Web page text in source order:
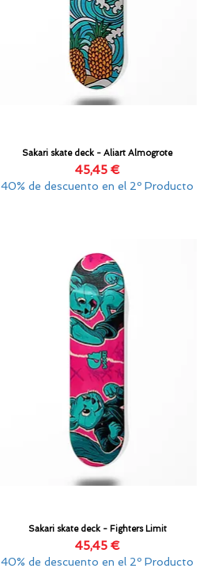
Vista rápida
Sakari skate deck - Aliart Almogrote
Precio
45,45 €
40% de descuento en el 2º Producto
Vista rápida
Sakari skate deck - Fighters Limit
Precio
45,45 €
40% de descuento en el 2º Producto